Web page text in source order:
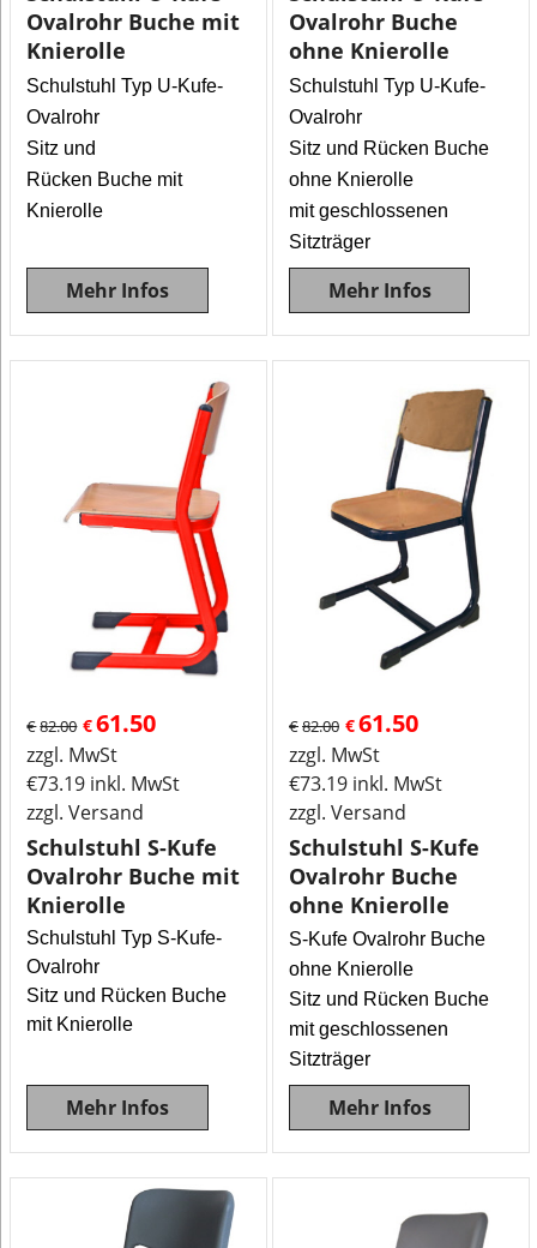
Ovalrohr Buche mit
Knierolle
Schulstuhl Typ U-Kufe-
Ovalrohr
Sitz und
Rücken Buche mit
Knierolle
Mehr Infos
Ovalrohr Buche
ohne Knierolle
Schulstuhl Typ U-Kufe-
Ovalrohr
Sitz und Rücken Buche
ohne Knierolle
mit geschlossenen
Sitzträger
Mehr Infos
€82.00 €61.50
zzgl. MwSt
€73.19 inkl. MwSt
zzgl. Versand
Schulstuhl S-Kufe
Ovalrohr Buche mit
Knierolle
Schulstuhl Typ S-Kufe-
Ovalrohr
Sitz und Rücken Buche
mit Knierolle
Mehr Infos
€82.00 €61.50
zzgl. MwSt
€73.19 inkl. MwSt
zzgl. Versand
Schulstuhl S-Kufe
Ovalrohr Buche
ohne Knierolle
S-Kufe Ovalrohr Buche
ohne Knierolle
Sitz und Rücken Buche
mit geschlossenen
Sitzträger
Mehr Infos